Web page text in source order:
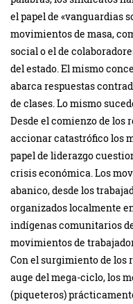
el papel de «vanguardias
movimientos de masa,
social o el de
del estado. El mismo
abarca respuestas
de clases. Lo mismo
Desde el comienzo de los
accionar catastrófico los
papel de liderazgo
crisis económica. Los
abanico, desde los
organizados localmente
indígenas comunitarios
movimientos de
Con el surgimiento de los
auge del mega-ciclo, los
(piqueteros)